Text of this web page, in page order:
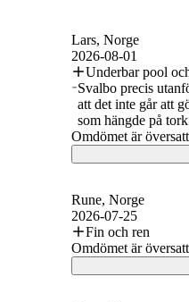
Lars, Norge
2026-08-01
Underbar pool
Svalbo precis
att det inte går att
som hängde på
Omdömet är
Rune, Norge
2026-07-25
Fin och ren
Omdömet är